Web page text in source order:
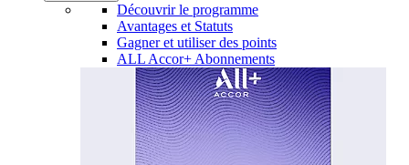
Découvrir le programme
Avantages et Statuts
Gagner et utiliser des points
ALL Accor+ Abonnements